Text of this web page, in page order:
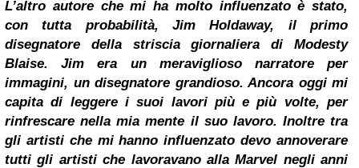
L’altro autore che mi ha molto influenzato è stato,
con tutta probabilità, Jim Holdaway, il primo
disegnatore della striscia giornaliera di Modesty
Blaise. Jim era un meraviglioso narratore per
immagini, un disegnatore grandioso. Ancora oggi mi
capita di leggere i suoi lavori più e più volte, per
rinfrescare nella mia mente il suo lavoro. Inoltre tra
gli artisti che mi hanno influenzato devo annoverare
tutti gli artisti che lavoravano alla Marvel negli anni